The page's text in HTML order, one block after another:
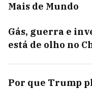
Mais de Mundo
Gás, guerra e
está de olho no
Por que Trump